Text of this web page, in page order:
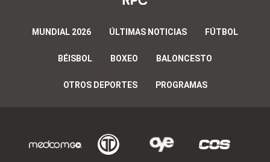
MUNDIAL 2026 ÚLTIMAS NOTICIAS FÚTBOL
BÉISBOL BOXEO BALONCESTO
OTROS DEPORTES PROGRAMAS